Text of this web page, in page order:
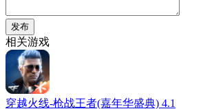
发布
相关游戏
穿越火线-枪战王者(嘉年华盛典) 4.1